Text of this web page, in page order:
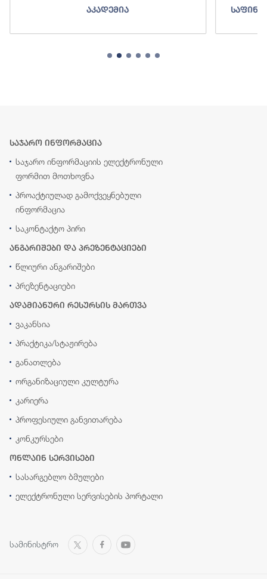
საფინანსო-ანალიტიკური სამსახური
საჯარო ინფორმაცია
საჯარო ინფორმაციის ელექტრონული
ფორმით მოთხოვნა
პროაქტიულად გამოქვეყნებული
ინფორმაცია
საკონტაქტო პირი
ანგარიშები და პრეზენტაციები
წლიური ანგარიშები
პრეზენტაციები
ადამიანური რესურსის მართვა
ვაკანსია
პრაქტიკა/სტაჟირება
განათლება
ორგანიზაციული კულტურა
კარიერა
პროფესიული განვითარება
კონკურსები
ონლაინ სერვისები
სასარგებლო ბმულები
ელექტრონული სერვისების პორტალი
სამინისტრო